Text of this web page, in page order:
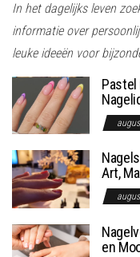
In het dagelijks leven
informatie over
leuke ideeën voor
Pastel
Art,
en